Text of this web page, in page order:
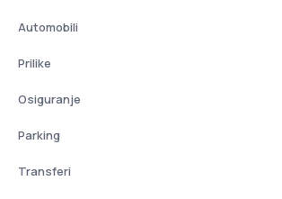
Automobili
Prilike
Osiguranje
Parking
Transferi